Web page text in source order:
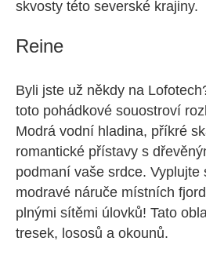
skvosty této severské krajiny.
Reine
Byli jste už někdy na
toto pohádkové souostroví
Modrá vodní hladina, příkré
romantické přístavy s
podmaní vaše srdce. Vyplujte
modravé náruče místních
plnými sítěmi úlovků! Tato
tresek, lososů a okounů.